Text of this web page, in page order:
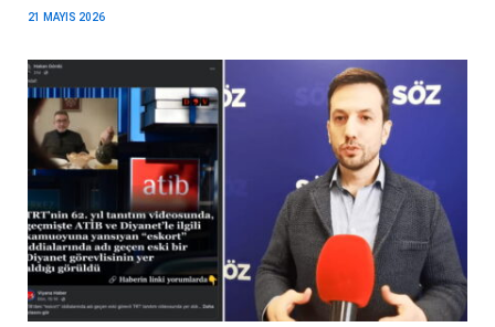
21 MAYIS 2026